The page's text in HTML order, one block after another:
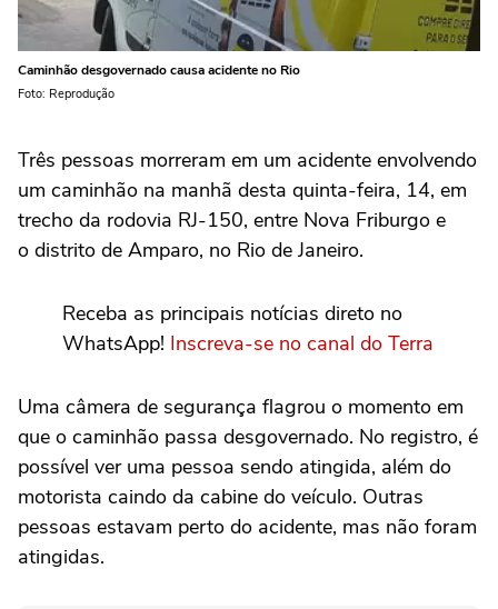
Caminhão desgovernado causa acidente no Rio
Foto: Reprodução
Três pessoas morreram em um acidente envolvendo
um caminhão na manhã desta quinta-feira, 14, em
trecho da rodovia RJ-150, entre Nova Friburgo e
o distrito de Amparo, no Rio de Janeiro.
Receba as principais notícias direto no
WhatsApp! Inscreva-se no canal do Terra
Uma câmera de segurança flagrou o momento em
que o caminhão passa desgovernado. No registro, é
possível ver uma pessoa sendo atingida, além do
motorista caindo da cabine do veículo. Outras
pessoas estavam perto do acidente, mas não foram
atingidas.